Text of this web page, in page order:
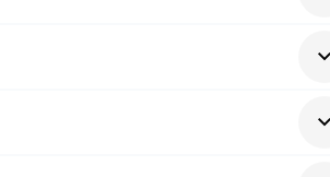
oder mind. 3 Jahre Berufserfahrung im